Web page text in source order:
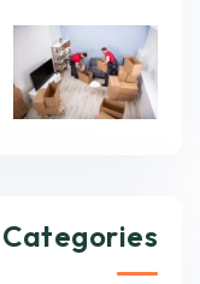
Categories